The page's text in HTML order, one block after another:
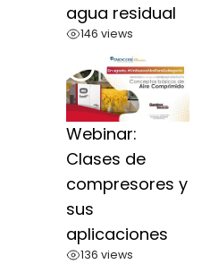
agua residual
146 views
Webinar:
Clases de
compresores y
sus
aplicaciones
136 views